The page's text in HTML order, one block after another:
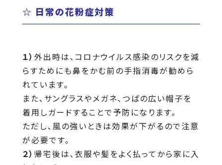
☆ 日常の花粉症対策
１） 外出時は、コロナウイルス感染のリスクを減
らすためにも鼻をかむ前の手指消毒が勧めら
れています。
また、サングラスやメガネ、つばの広い帽子を
着用しガードすることで予防になります。
ただし、風の強いときは効果が下がるので注意
が必要です。
２） 帰宅後は、衣服や髪をよく払ってから家に入